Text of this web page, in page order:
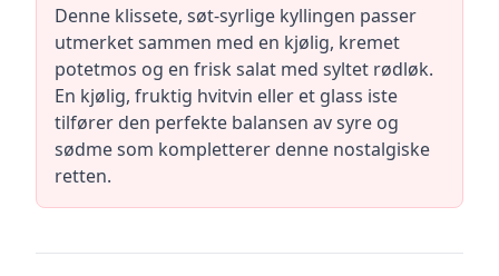
Denne klissete, søt-syrlige kyllingen passer
utmerket sammen med en kjølig, kremet
potetmos og en frisk salat med syltet rødløk.
En kjølig, fruktig hvitvin eller et glass iste
tilfører den perfekte balansen av syre og
sødme som kompletterer denne nostalgiske
retten.